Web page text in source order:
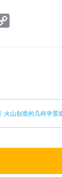
火山创造的几何学